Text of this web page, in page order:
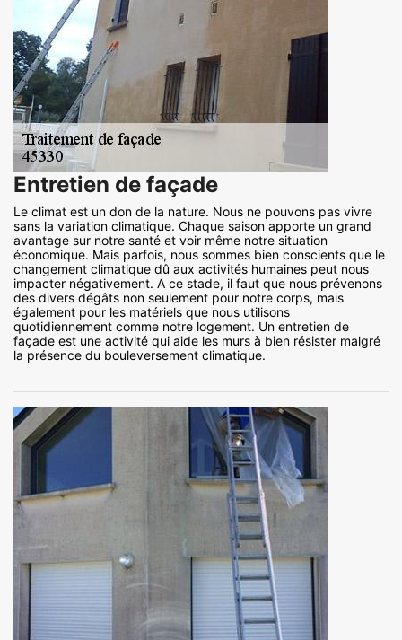
Entretien de façade
Le climat est un don de la nature. Nous ne pouvons pas vivre
sans la variation climatique. Chaque saison apporte un grand
avantage sur notre santé et voir même notre situation
économique. Mais parfois, nous sommes bien conscients que le
changement climatique dû aux activités humaines peut nous
impacter négativement. A ce stade, il faut que nous prévenons
des divers dégâts non seulement pour notre corps, mais
également pour les matériels que nous utilisons
quotidiennement comme notre logement. Un entretien de
façade est une activité qui aide les murs à bien résister malgré
la présence du bouleversement climatique.